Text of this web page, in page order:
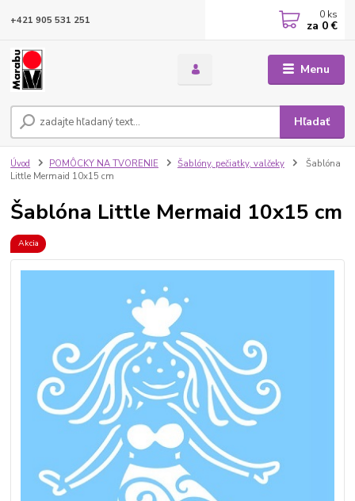
Menu
Hľadať
+421 905 531 251 0 ks
za 0 €
Úvod POMÔCKY NA TVORENIE Šablóny, pečiatky, valčeky
Šablóna
Little Mermaid 10x15 cm
Šablóna Little Mermaid 10x15 cm
Akcia